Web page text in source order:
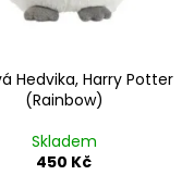
Hedvika, Harry Potter
(Rainbow)
Skladem
450 Kč